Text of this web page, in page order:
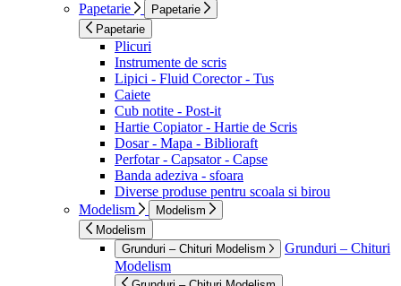
Papetarie
Papetarie
Papetarie
Plicuri
Instrumente de scris
Lipici - Fluid Corector - Tus
Caiete
Cub notite - Post-it
Hartie Copiator - Hartie de Scris
Dosar - Mapa - Biblioraft
Perfotar - Capsator - Capse
Banda adeziva - sfoara
Diverse produse pentru scoala si birou
Modelism
Modelism
Modelism
Grunduri – Chituri Modelism
Grunduri – Chituri
Modelism